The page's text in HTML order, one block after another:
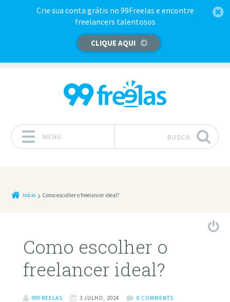
Crie sua conta grátis no 99Freelas e encontre
freelancers talentosos
CLIQUE AQUI
MENU BUSCA
Início Como escolher o freelancer ideal?
Como escolher o
freelancer ideal?
99FREELAS 3 JULHO, 2024
0 COMMENTS